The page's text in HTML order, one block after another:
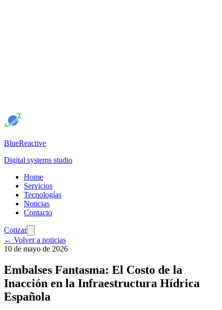
BlueReactive
Digital systems studio
Home
Servicios
Tecnologías
Noticias
Contacto
Cotizar
← Volver a noticias
10 de mayo de 2026
Embalses Fantasma: El Costo de la
Inacción en la Infraestructura Hídrica
Española